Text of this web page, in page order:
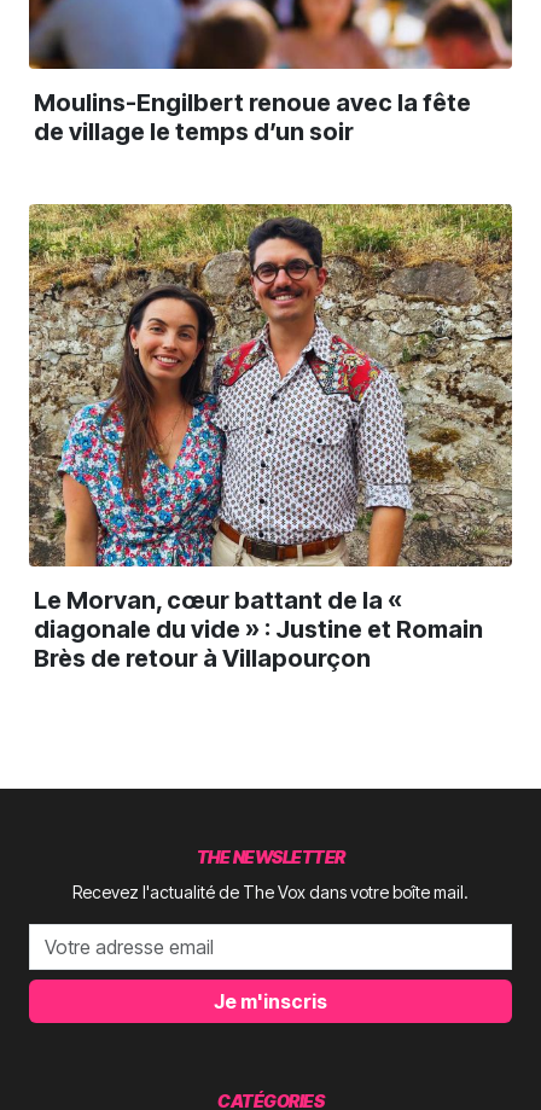
Moulins-Engilbert renoue avec la fête
de village le temps d’un soir
Le Morvan, cœur battant de la «
diagonale du vide » : Justine et Romain
Brès de retour à Villapourçon
THE NEWSLETTER
Recevez l'actualité de The Vox dans votre boîte mail.
Je m'inscris
CATÉGORIES